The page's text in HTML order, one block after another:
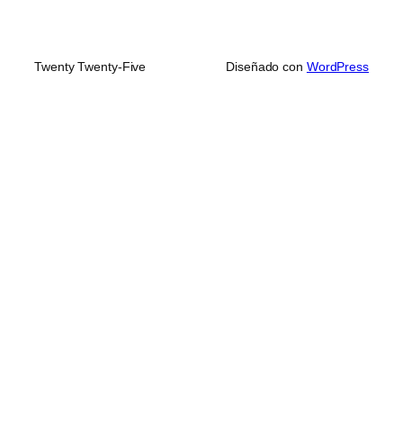
Twenty Twenty-Five Diseñado con WordPress